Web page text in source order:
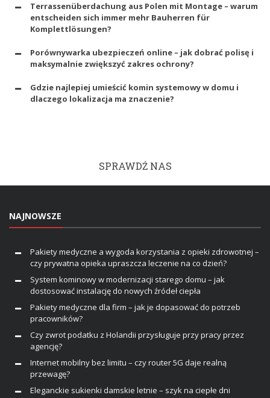
Terrassenüberdachung aus Polen mit Montage – warum
entscheiden sich immer mehr Bauherren für
Komplettlösungen?
Porównywarka ubezpieczeń online – jak dobrać polisę i
maksymalnie zwiększyć zakres ochrony?
Gdzie najlepiej umieścić komin systemowy w domu i
dlaczego lokalizacja ma znaczenie?
SPRAWDŹ NAS
NAJNOWSZE
Pakiety medyczne a wygoda korzystania z opieki zdrowotnej –
czy prywatna opieka upraszcza leczenie na co dzień?
System kominowy w modernizacji starego domu – jak
dostosować instalację do nowych źródeł ciepła
Pakiety medyczne dla firm – jak je dopasować do potrzeb
pracowników?
Czy zwrot podatku z Holandii przysługuje przy pracy przez
agencję?
Internet mobilny bez limitu – czy router 5G daje realną
przewagę?
Eleganckie sukienki damskie letnie – szyk na ciepłe dni